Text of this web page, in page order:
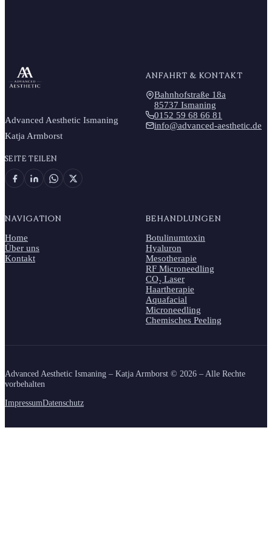
Advanced Aesthetic Ismaning
Katja Armborst
SEITE TEILEN
ANFAHRT & KONTAKT
Bahnhofstraße 18a
85737 Ismaning
0152 59 68 66 81
info@advanced-aesthetic.de
NAVIGATION
Home
Über uns
Kontakt
BEHANDLUNGEN
Botulinumtoxin
Hyaluron
Mesotherapie
RF Microneedling
CO₂ Laser
Haartherapie
Aquafacial
Microneedling
Chemisches Peeling
Advanced Aesthetic Ismaning – Katja Armborst © 2026 – Alle Rechte
vorbehalten
ImpressumDatenschutz